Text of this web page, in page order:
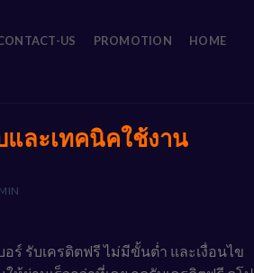
US PROMOTION HOME
และเทคนิคใช้งาน
ร์ รับเครดิตฟรี ไม่มีขั้นต่ำ และเงื่อนไข